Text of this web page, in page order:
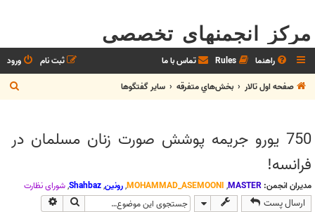
مرکز انجمنهای تخصصی
راهنما Rules تماس با ما ورود
ثبت نام
صفحه اول تالار
بخش‌‌هاي متفرقه ساير گفتگوها
س
750 یورو جریمه پوشش صورت زنان مسلمان در
فرانسه!
مدیران انجمن: MASTER
,
MOHAMMAD_ASEMOONI
,رونین,
Shahbaz
,شوراي نظارت
ارسال پست جستجو